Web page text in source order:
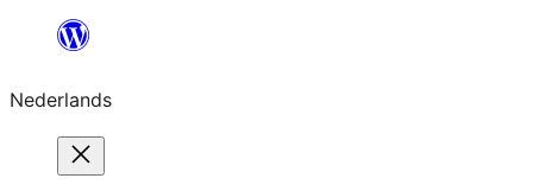
de
inhoud
Nederlands